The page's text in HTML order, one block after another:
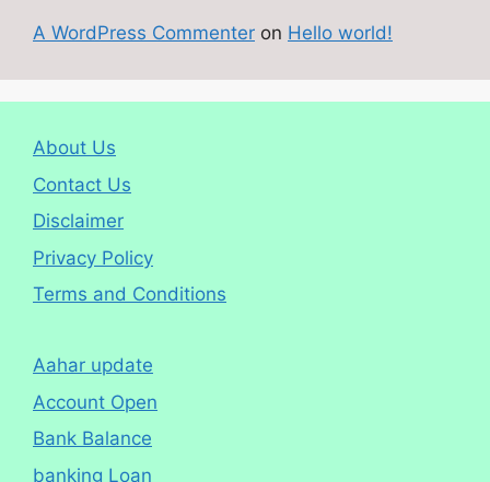
A WordPress Commenter on Hello world!
About Us
Contact Us
Disclaimer
Privacy Policy
Terms and Conditions
Aahar update
Account Open
Bank Balance
banking Loan